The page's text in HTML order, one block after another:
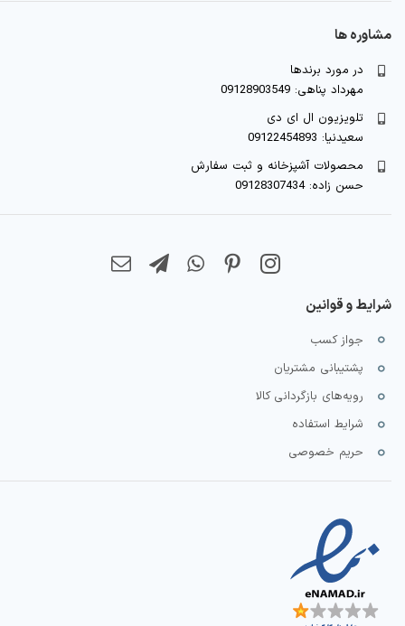
مشاوره ها
در مورد برندها
مهرداد پناهی: 09128903549
تلویزیون ال ای دی
سعیدنیا: 09122454893
محصولات آشپزخانه و ثبت سفارش
حسن زاده: 09128307434
شرایط و قوانین
جواز کسب
پشتیبانی مشتریان
رویه‌های بازگردانی کالا
شرایط استفاده
حریم خصوصی